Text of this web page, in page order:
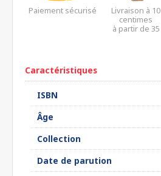
Paiement sécurisé
Livraison à 10
centimes
à partir de 35
Caractéristiques
ISBN
Âge
Collection
Date de parution